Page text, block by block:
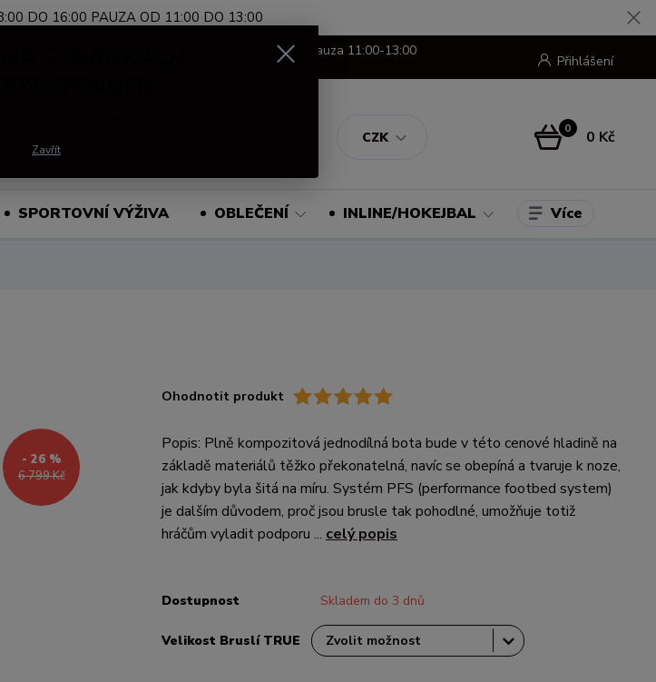
DO 16:00 PAUZA OD 11:00 DO 13:00
CZK
Přihlášení
Po-Pá, 8:00-16:00 pauza 11:00-13:00
0 0 Kč
SPORTOVNÍ VÝŽIVA OBLEČENÍ INLINE/HOKEJBAL Více
6 799 Kč
- 26 %
Ohodnotit produkt
Popis: Plně kompozitová jednodílná bota bude v této cenové hladině na
základě materiálů těžko překonatelná, navíc se obepíná a tvaruje k noze,
jak kdyby byla šitá na míru. Systém PFS (performance footbed system)
je dalším důvodem, proč jsou brusle tak pohodlné, umožňuje totiž
hráčům vyladit podporu ... celý popis
Dostupnost Skladem do 3 dnů
Velikost Bruslí TRUE
Zavřít